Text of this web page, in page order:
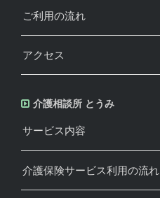
ご利用の流れ
アクセス
介護相談所 とうみ
サービス内容
介護保険サービス利用の流れ